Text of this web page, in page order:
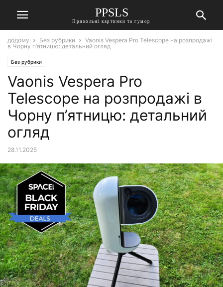
PPSLS
Прикольні картинки та гумор
додому Без рубрики
Vaonis Vespera Pro Telescope на розпродажі
в Чорну п’ятницю: детальний огляд
Без рубрики
Vaonis Vespera Pro
Telescope на розпродажі в
Чорну п’ятницю: детальний
огляд
28.11.2025